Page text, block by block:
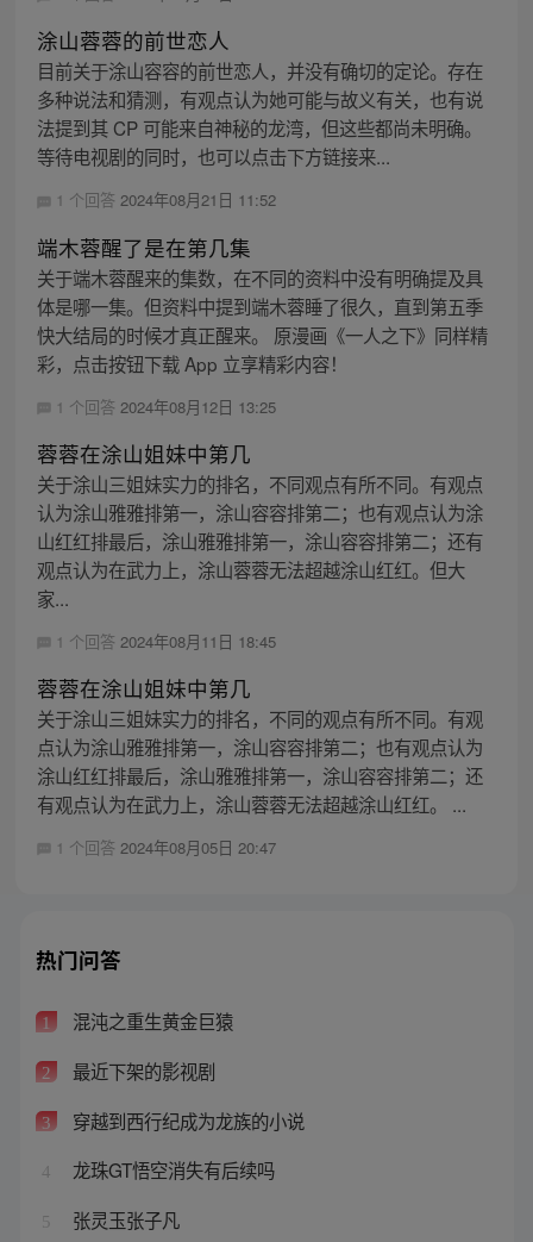
涂山蓉蓉的前世恋人
目前关于涂山容容的前世恋人，并没有确切的定论。存在
多种说法和猜测，有观点认为她可能与故义有关，也有说
法提到其 CP 可能来自神秘的龙湾，但这些都尚未明确。
等待电视剧的同时，也可以点击下方链接来...
1 个回答 2024年08月21日 11:52
端木蓉醒了是在第几集
关于端木蓉醒来的集数，在不同的资料中没有明确提及具
体是哪一集。但资料中提到端木蓉睡了很久，直到第五季
快大结局的时候才真正醒来。 原漫画《一人之下》同样精
彩，点击按钮下载 App 立享精彩内容！
1 个回答 2024年08月12日 13:25
蓉蓉在涂山姐妹中第几
关于涂山三姐妹实力的排名，不同观点有所不同。有观点
认为涂山雅雅排第一，涂山容容排第二；也有观点认为涂
山红红排最后，涂山雅雅排第一，涂山容容排第二；还有
观点认为在武力上，涂山蓉蓉无法超越涂山红红。但大
家...
1 个回答 2024年08月11日 18:45
蓉蓉在涂山姐妹中第几
关于涂山三姐妹实力的排名，不同的观点有所不同。有观
点认为涂山雅雅排第一，涂山容容排第二；也有观点认为
涂山红红排最后，涂山雅雅排第一，涂山容容排第二；还
有观点认为在武力上，涂山蓉蓉无法超越涂山红红。 ...
1 个回答 2024年08月05日 20:47
热门问答
1 混沌之重生黄金巨猿
2 最近下架的影视剧
3 穿越到西行纪成为龙族的小说
4 龙珠GT悟空消失有后续吗
5 张灵玉张子凡